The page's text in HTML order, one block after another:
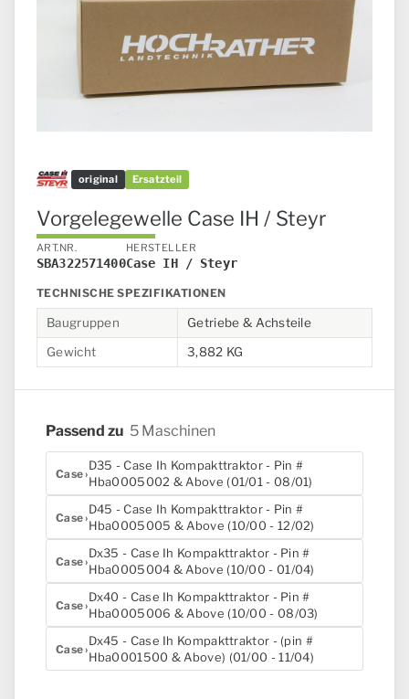
original Ersatzteil
Vorgelegewelle Case IH / Steyr
ART.NR.
SBA322571400
HERSTELLER
Case IH / Steyr
TECHNISCHE SPEZIFIKATIONEN
Baugruppen
Getriebe & Achsteile
Gewicht
3,882 KG
Passend zu 5 Maschinen
Case
D35 - Case Ih Kompakttraktor - Pin #
Hba0005002 & Above (01/01 - 08/01)
Case
D45 - Case Ih Kompakttraktor - Pin #
Hba0005005 & Above (10/00 - 12/02)
Case
Dx35 - Case Ih Kompakttraktor - Pin #
Hba0005004 & Above (10/00 - 01/04)
Case
Dx40 - Case Ih Kompakttraktor - Pin #
Hba0005006 & Above (10/00 - 08/03)
Case
Dx45 - Case Ih Kompakttraktor - (pin #
Hba0001500 & Above) (01/00 - 11/04)